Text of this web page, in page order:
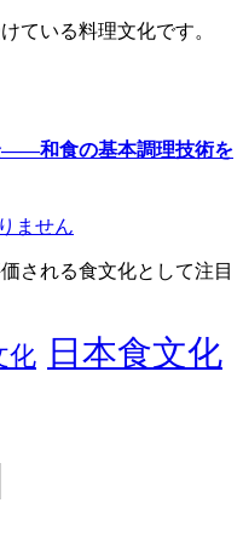
――和食の基本調理技術を
ません
化 日本食文化